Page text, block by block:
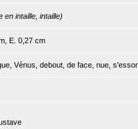
en intaille, intaille)
E. 0,27 cm
Vénus, debout, de face, nue,